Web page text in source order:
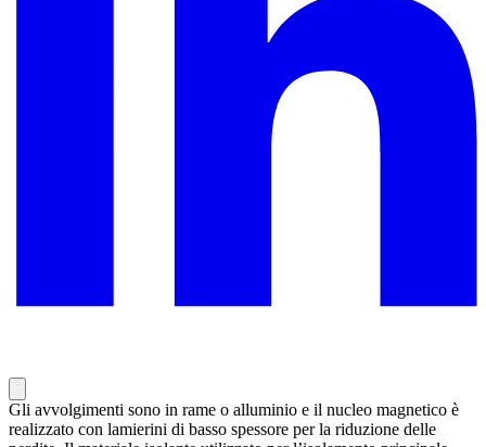
Gli avvolgimenti sono in rame o alluminio e il nucleo magnetico è
realizzato con lamierini di basso spessore per la riduzione delle